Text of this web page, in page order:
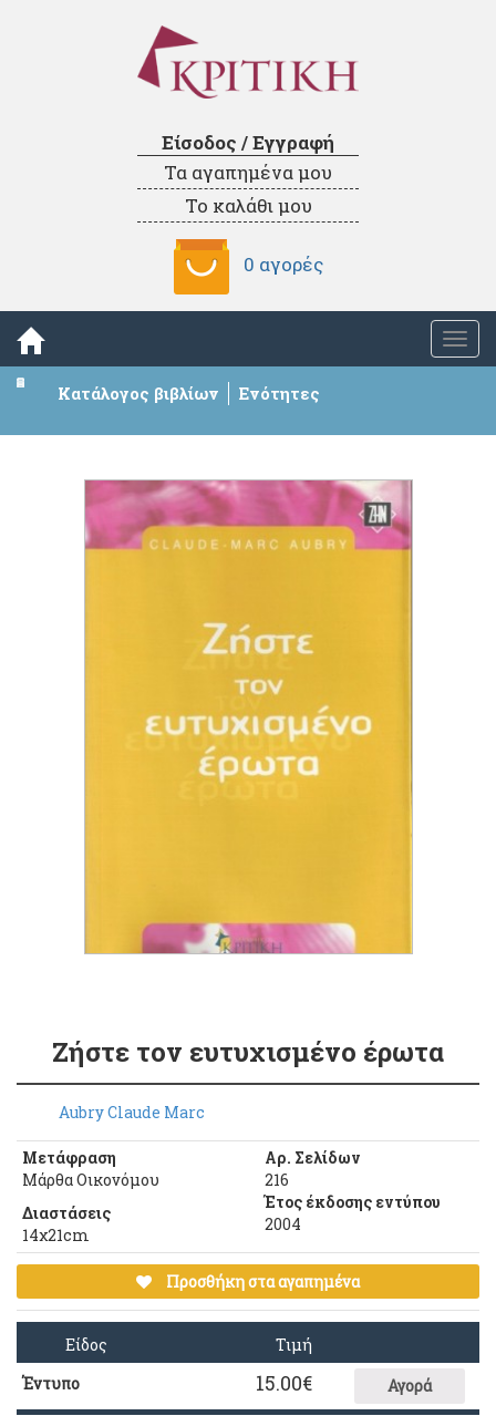
Είσοδος / Εγγραφή
Τα αγαπημένα μου
Το καλάθι μου
0 αγορές
Κατάλογος βιβλίων Ενότητες
Ζήστε τον ευτυχισμένο έρωτα
Aubry Claude Marc
Μετάφραση
Μάρθα Οικονόμου
Διαστάσεις
14χ21cm
Αρ. Σελίδων
216
Έτος έκδοσης εντύπου
2004
Προσθήκη στα αγαπημένα
Είδος
Τιμή
Έντυπο
15.00€ Αγορά